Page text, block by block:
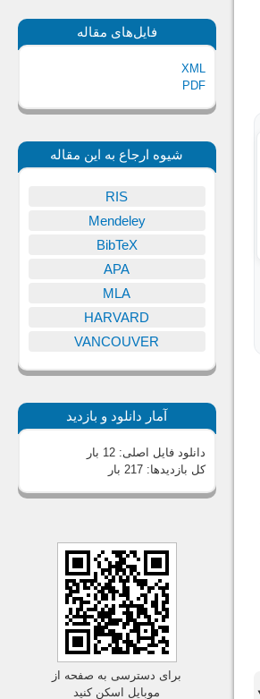
فایل‌های مقاله
XML
PDF
شیوه ارجاع به این مقاله
RIS
Mendeley
BibTeX
APA
MLA
HARVARD
VANCOUVER
آمار دانلود و بازدید
دانلود فایل اصلی:12 بار
کل بازدیدها:217 بار
برای دسترسی به صفحه از
موبایل اسکن کنید